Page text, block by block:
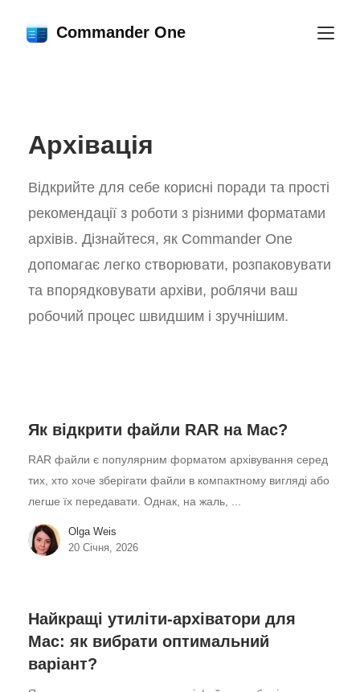
Commander One
Архівація
Відкрийте для себе корисні поради та прості
рекомендації з роботи з різними форматами
архівів. Дізнайтеся, як Commander One
допомагає легко створювати, розпаковувати
та впорядковувати архіви, роблячи ваш
робочий процес швидшим і зручнішим.
Як відкрити файли RAR на Mac?
RAR файли є популярним форматом архівування серед
тих, хто хоче зберігати файли в компактному вигляді або
легше їх передавати. Однак, на жаль, ...
Olga Weis
20 Січня, 2026
Найкращі утиліти-архіватори для
Mac: як вибрати оптимальний
варіант?